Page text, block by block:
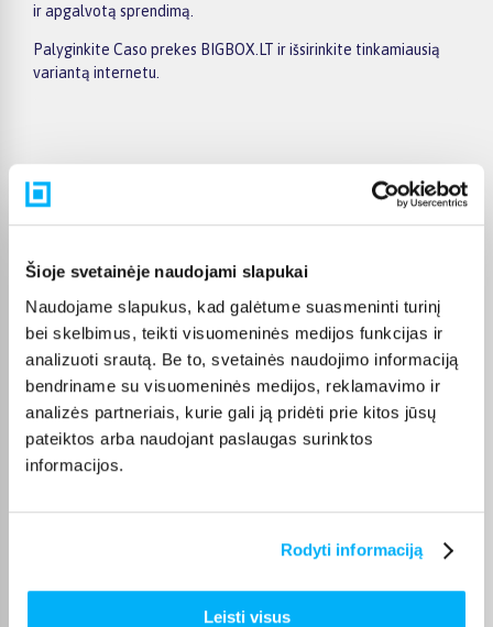
Šioje svetainėje naudojami slapukai
Naudojame slapukus, kad galėtume suasmeninti turinį
bei skelbimus, teikti visuomeninės medijos funkcijas ir
analizuoti srautą. Be to, svetainės naudojimo informaciją
bendriname su visuomeninės medijos, reklamavimo ir
analizės partneriais, kurie gali ją pridėti prie kitos jūsų
pateiktos arba naudojant paslaugas surinktos
informacijos.
Rodyti informaciją
Leisti visus
ir apgalvotą sprendimą.
Palyginkite Caso prekes BIGBOX.LT ir išsirinkite tinkamiausią
variantą internetu.
Pirkėjų atsiliepimai apie prekes
Vitalijus T.
Įvairūs kavos režimai – galimybė pasirinkti skirtingą stiprumą ir kiekį
Ingrida V.
Patvirtintas pirkėjas
Greitai pristatytas, puikus aparatas, lengvas valdymas plius skani kava
dovanu � ...